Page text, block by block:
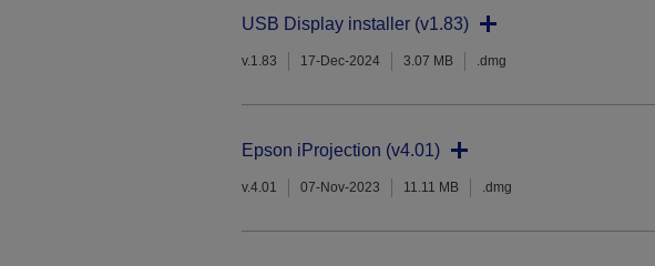
USB Display installer (v1.83)
v.1.83 17-Dec-2024 3.07 MB .dmg
Epson iProjection (v4.01)
v.4.01 07-Nov-2023 11.11 MB .dmg